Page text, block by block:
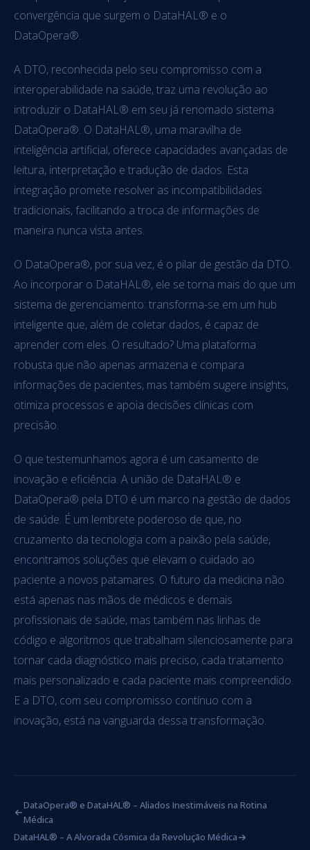
convergência que surgem o DataHAL® e o
DataOpera®.
A DTO, reconhecida pelo seu compromisso com a
interoperabilidade na saúde, traz uma revolução ao
introduzir o DataHAL® em seu já renomado sistema
DataOpera®. O DataHAL®, uma maravilha de
inteligência artificial, oferece capacidades avançadas de
leitura, interpretação e tradução de dados. Esta
integração promete resolver as incompatibilidades
tradicionais, facilitando a troca de informações de
maneira nunca vista antes.
O DataOpera®, por sua vez, é o pilar de gestão da DTO.
Ao incorporar o DataHAL®, ele se torna mais do que um
sistema de gerenciamento: transforma-se em um hub
inteligente que, além de coletar dados, é capaz de
aprender com eles. O resultado? Uma plataforma
robusta que não apenas armazena e compara
informações de pacientes, mas também sugere insights,
otimiza processos e apoia decisões clínicas com
precisão.
O que testemunhamos agora é um casamento de
inovação e eficiência. A união de DataHAL® e
DataOpera® pela DTO é um marco na gestão de dados
de saúde. É um lembrete poderoso de que, no
cruzamento da tecnologia com a paixão pela saúde,
encontramos soluções que elevam o cuidado ao
paciente a novos patamares. O futuro da medicina não
está apenas nas mãos de médicos e demais
profissionais de saúde, mas também nas linhas de
código e algoritmos que trabalham silenciosamente para
tornar cada diagnóstico mais preciso, cada tratamento
mais personalizado e cada paciente mais compreendido.
E a DTO, com seu compromisso contínuo com a
inovação, está na vanguarda dessa transformação.
DataOpera® e DataHAL® – Aliados Inestimáveis na Rotina
Médica
DataHAL® – A Alvorada Cósmica da Revolução Médica